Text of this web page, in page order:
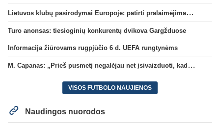
Lietuvos klubų pasirodymai Europoje: patirti pralaimėjimai Kroatijos atstovams
Turo anonsas: tiesioginių konkurentų dvikova Gargžduose
Informacija žiūrovams rugpjūčio 6 d. UEFA rungtynėms
M. Capanas: „Prieš pusmetį negalėjau net įsivaizduoti, kad žaisime prieš „Hajduk“
VISOS FUTBOLO NAUJIENOS
Naudingos nuorodos